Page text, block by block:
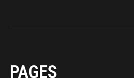
PAGES